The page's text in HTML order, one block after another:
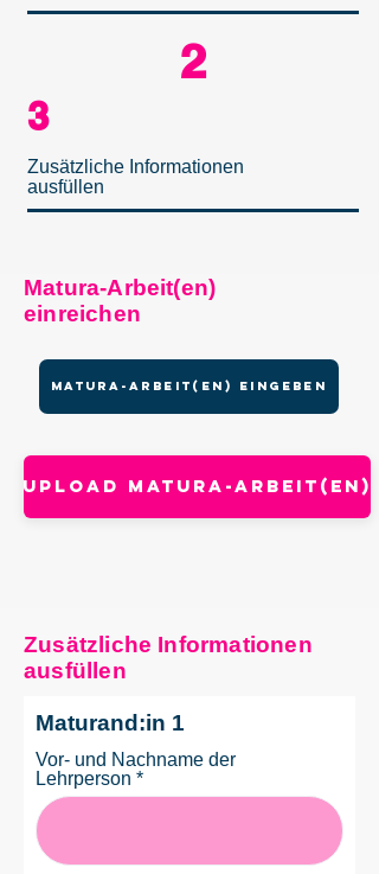
2
3
Zusätzliche Informationen
ausfüllen
Matura-Arbeit(en)
einreichen
Matura-Arbeit(en) eingeben
Upload MATURA-ARBEIT(en)
Zusätzliche Informationen
ausfüllen
Maturand:in 1
Vor- und Nachname der
Lehrperson